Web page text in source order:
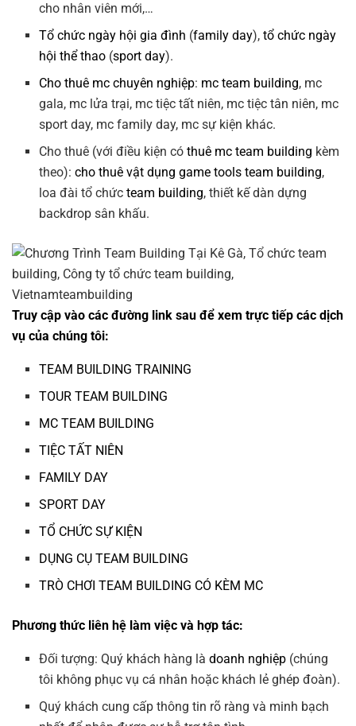
cho nhân viên mới,…
Tổ chức ngày hội gia đình (family day),tổ chức ngày
hội thể thao (sport day).
Cho thuê mc chuyên nghiệp: mc team building, mc
gala, mc lửa trại, mc tiệc tất niên, mc tiệc tân niên, mc
sport day, mc family day, mc sự kiện khác.
Cho thuê (với điều kiện cóthuê mc team building kèm
theo):cho thuê vật dụng game tools team building,
loa đài tổ chứcteam building, thiết kế dàn dựng
backdrop sân khấu.
Truy cập vào các đường link sau để xem trực tiếp các dịch
vụ của chúng tôi:
TEAM BUILDING TRAINING
TOUR TEAM BUILDING
MC TEAM BUILDING
TIỆC TẤT NIÊN
FAMILY DAY
SPORT DAY
TỔ CHỨC SỰ KIỆN
DỤNG CỤ TEAM BUILDING
TRÒ CHƠI TEAM BUILDING CÓ KÈM MC
Phương thức liên hệ làm việc và hợp tác:
Đối tượng: Quý khách hàng làdoanh nghiệp (chúng
tôi không phục vụ cá nhân hoặc khách lẻ ghép đoàn).
Quý khách cung cấp thông tin rõ ràng và minh bạch